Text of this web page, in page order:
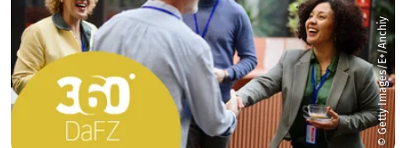
© Getty Images/E+/Anchiy